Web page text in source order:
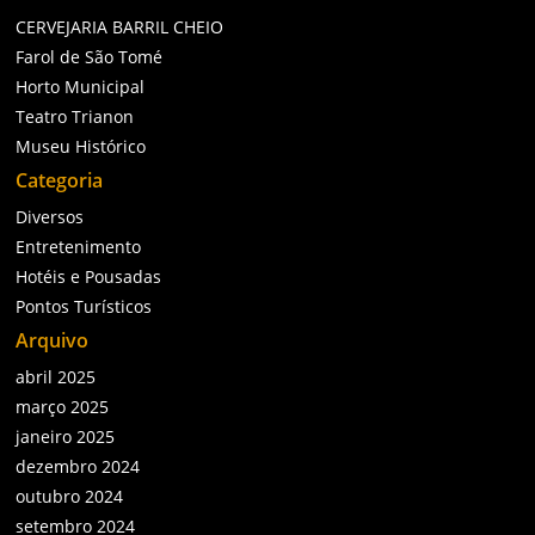
CERVEJARIA BARRIL CHEIO
Farol de São Tomé
Horto Municipal
Teatro Trianon
Museu Histórico
Categoria
Diversos
Entretenimento
Hotéis e Pousadas
Pontos Turísticos
Arquivo
abril 2025
março 2025
janeiro 2025
dezembro 2024
outubro 2024
setembro 2024